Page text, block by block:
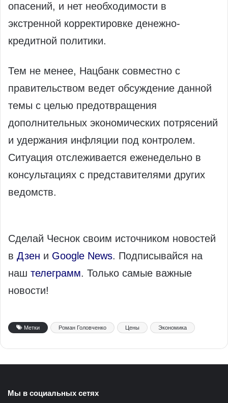
опасений, и нет необходимости в
экстренной корректировке денежно-
кредитной политики.
Тем не менее, Нацбанк совместно с
правительством ведет обсуждение данной
темы с целью предотвращения
дополнительных экономических потрясений
и удержания инфляции под контролем.
Ситуация отслеживается еженедельно в
консультациях с представителями других
ведомств.
Сделай Чеснок своим источником новостей
в Дзен и Google News. Подписывайся на
наш телеграмм. Только самые важные
новости!
Метки Роман Головченко Цены Экономика
Мы в социальных сетях